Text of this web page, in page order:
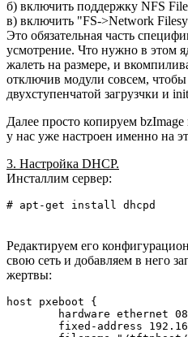
б) включить поддержку NFS
в) включить "FS->Network
Это обязательная часть
усмотрение. Что нужно в этом
жалеть на размере, и
отключив модули совсем, чтобы
двухступенчатой загрузчки и
Далее просто копируем bzImage
у нас уже настроен именно на
3. Настройка DHCP.
Инсталлим сервер:
# apt-get install dhcpd
Редактируем его
свою сеть и добавляем в него
жертвы:
host pxeboot {